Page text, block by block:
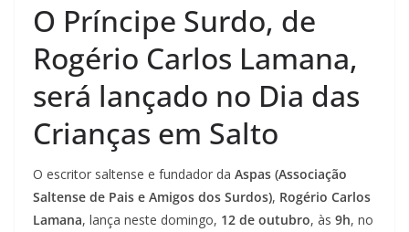
O Príncipe Surdo, de
Rogério Carlos Lamana,
será lançado no Dia das
Crianças em Salto
O escritor saltense e fundador da Aspas (Associação
Saltense de Pais e Amigos dos Surdos), Rogério Carlos
Lamana, lança neste domingo, 12 de outubro, às 9h, no